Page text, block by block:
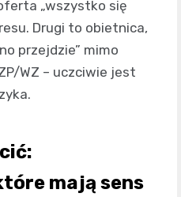
„wszystko się
Drugi to obietnica,
przejdzie” mimo
WZ – uczciwie jest
mają sens